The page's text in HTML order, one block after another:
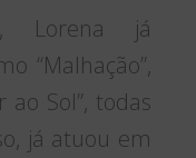
Lorena já
“Malhação”,
ao Sol”, todas
já atuou em